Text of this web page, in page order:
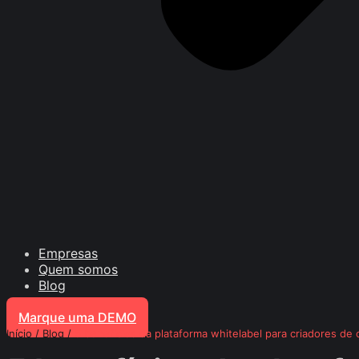
Empresas
Quem somos
Blog
Marque uma DEMO
Início / Blog / 5 benefícios da plataforma whitelabel para criadores de